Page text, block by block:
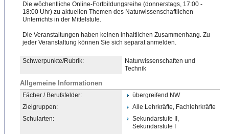
Die wöchentliche Online-Fortbildungsreihe (donnerstags, 17:00 -
18:00 Uhr) zu aktuellen Themen des Naturwissenschaftlichen
Unterrichts in der Mittelstufe.
Die Veranstaltungen haben keinen inhaltlichen Zusammenhang. Zu
jeder Veranstaltung können Sie sich separat anmelden.
Schwerpunkte/Rubrik:
Naturwissenschaften und
Technik
Allgemeine Informationen
Fächer / Berufsfelder:
übergreifend NW
Zielgruppen:
Alle Lehrkräfte, Fachlehrkräfte
Schularten:
Sekundarstufe II,
Sekundarstufe I